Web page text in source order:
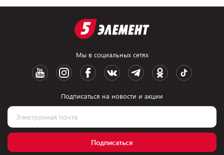
Мы в социальных сетях
Подписаться на новости и акции
Подписаться